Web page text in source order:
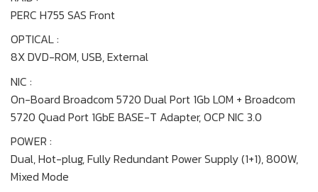
PERC H755 SAS Front
OPTICAL :
8X DVD-ROM, USB, External
NIC :
On-Board Broadcom 5720 Dual Port 1Gb LOM + Broadcom
5720 Quad Port 1GbE BASE-T Adapter, OCP NIC 3.0
POWER :
Dual, Hot-plug, Fully Redundant Power Supply (1+1), 800W,
Mixed Mode